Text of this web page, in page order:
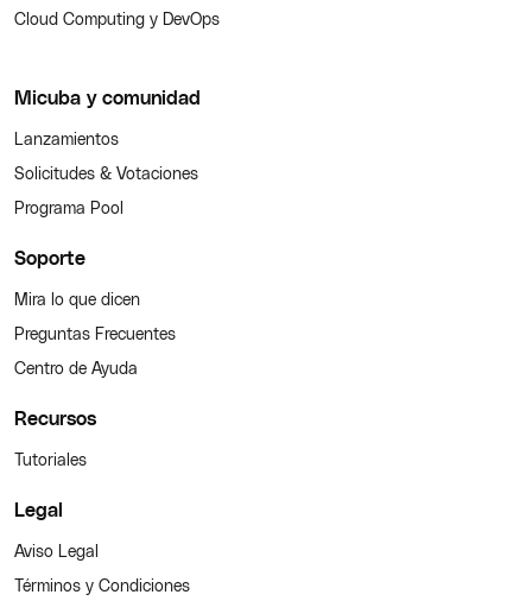
Cloud Computing y DevOps
Micuba y comunidad
Lanzamientos
Solicitudes & Votaciones
Programa Pool
Soporte
Mira lo que dicen
Preguntas Frecuentes
Centro de Ayuda
Recursos
Tutoriales
Legal
Aviso Legal
Términos y Condiciones